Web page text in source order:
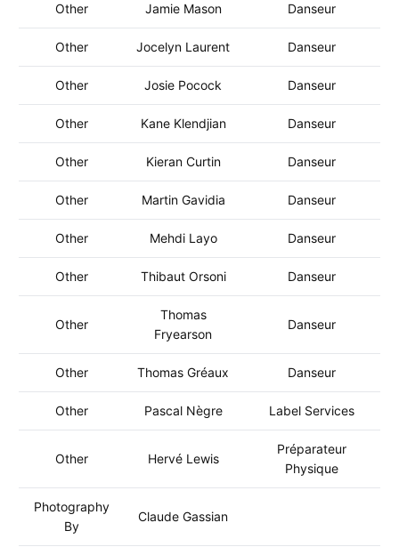
Other Jamie Mason Danseur
Other Jocelyn Laurent Danseur
Other Josie Pocock Danseur
Other Kane Klendjian Danseur
Other Kieran Curtin Danseur
Other Martin Gavidia Danseur
Other Mehdi Layo Danseur
Other Thibaut Orsoni Danseur
Other
Thomas
Fryearson
Danseur
Other Thomas Gréaux Danseur
Other Pascal Nègre Label Services
Other Hervé Lewis
Préparateur
Physique
Photography
By
Claude Gassian